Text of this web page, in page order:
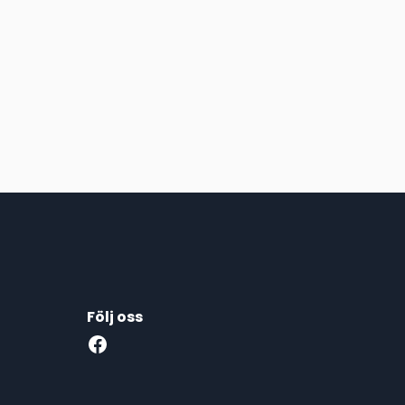
Följ oss
Facebook